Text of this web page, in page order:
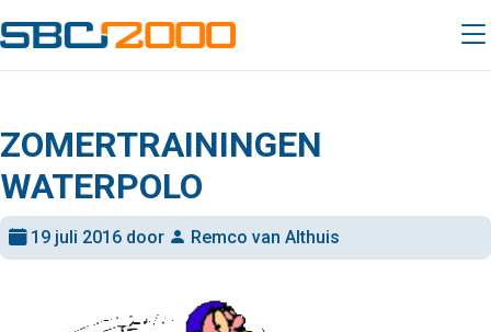
ZOMERTRAININGEN
WATERPOLO
19 juli 2016 door Remco van Althuis